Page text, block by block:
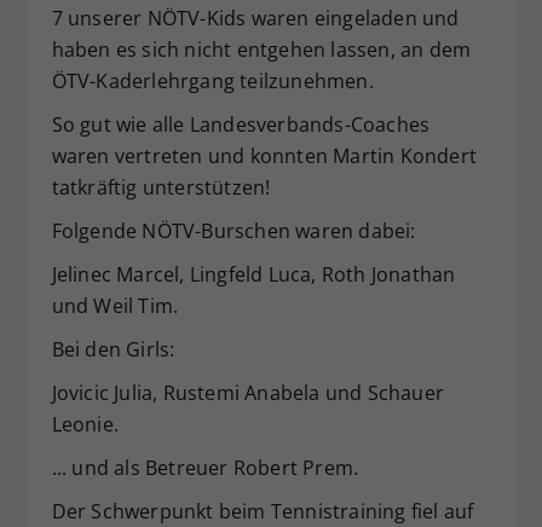
7 unserer NÖTV-Kids waren eingeladen und
haben es sich nicht entgehen lassen, an dem
ÖTV-Kaderlehrgang teilzunehmen.
So gut wie alle Landesverbands-Coaches
waren vertreten und konnten Martin Kondert
tatkräftig unterstützen!
Folgende NÖTV-Burschen waren dabei:
Jelinec Marcel, Lingfeld Luca, Roth Jonathan
und Weil Tim.
Bei den Girls:
Jovicic Julia, Rustemi Anabela und Schauer
Leonie.
... und als Betreuer Robert Prem.
Der Schwerpunkt beim Tennistraining fiel auf